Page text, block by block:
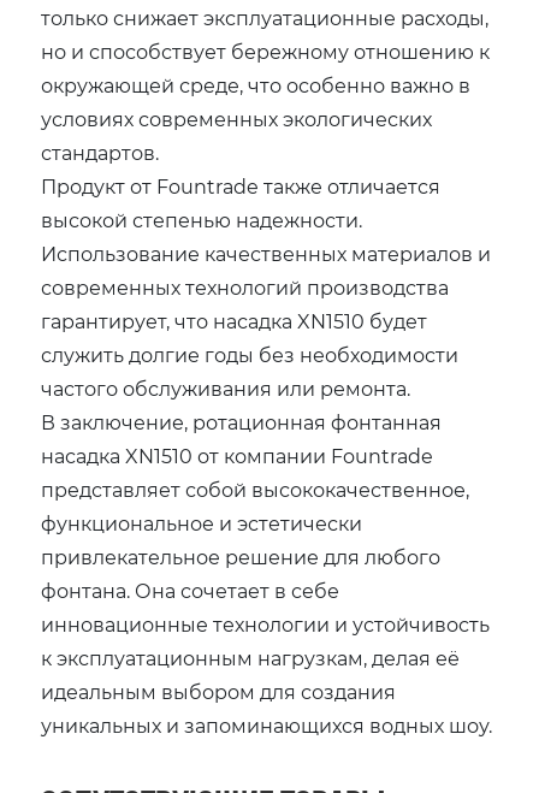
только снижает эксплуатационные расходы,
но и способствует бережному отношению к
окружающей среде, что особенно важно в
условиях современных экологических
стандартов.
Продукт от Fountrade также отличается
высокой степенью надежности.
Использование качественных материалов и
современных технологий производства
гарантирует, что насадка XN1510 будет
служить долгие годы без необходимости
частого обслуживания или ремонта.
В заключение, ротационная фонтанная
насадка XN1510 от компании Fountrade
представляет собой высококачественное,
функциональное и эстетически
привлекательное решение для любого
фонтана. Она сочетает в себе
инновационные технологии и устойчивость
к эксплуатационным нагрузкам, делая её
идеальным выбором для создания
уникальных и запоминающихся водных шоу.